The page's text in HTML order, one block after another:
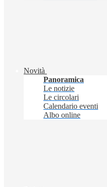
Novità
Panoramica
Le notizie
Le circolari
Calendario eventi
Albo online